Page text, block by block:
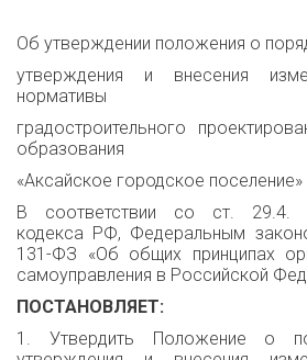
Об утверждении положения о
утверждения и внесения
нормативы
градостроительного
образования
«Аксайское городское поселение»
В соответствии со ст. 29.4.
кодекса РФ, Федеральным
131-ФЗ «Об общих принципах
самоуправления в Российской
ПОСТАНОВЛЯЕТ:
1. Утвердить Положение о